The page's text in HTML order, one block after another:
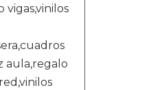
aula,regalo